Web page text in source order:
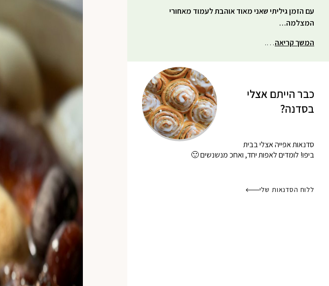
עם הזמן גיליתי שאני מאוד אוהבת לעמוד מאחורי
המצלמה…
המשך קריאה….
כבר הייתם אצלי
בסדנה?
סדנאות אפייה אצלי בבית
ביפו! לומדים לאפות יחד, ואחכ מנשנשים 🙂
ללוח הסדנאות שלי